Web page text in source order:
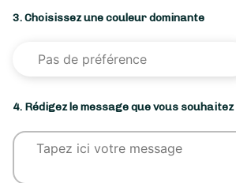
3. Choisissez une couleur dominante
4. Rédigez le message que vous